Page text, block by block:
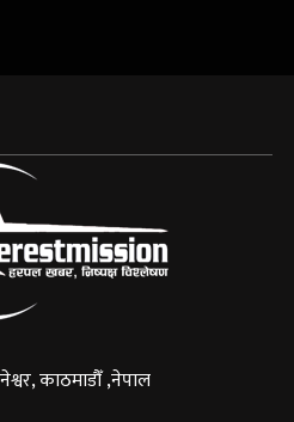
काठमाडौँ ,नेपाल